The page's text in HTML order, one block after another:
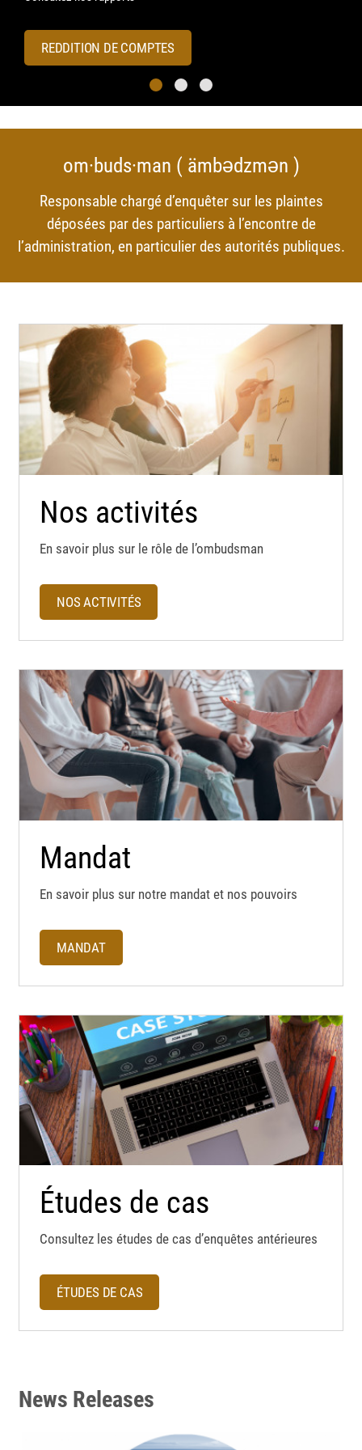
REDDITION DE COMPTES
om·buds·man ( ämbədzmən )
Responsable chargé d’enquêter sur les plaintes
déposées par des particuliers à l’encontre de
l’administration, en particulier des autorités publiques.
Nos activités
En savoir plus sur le rôle de l’ombudsman
NOS ACTIVITÉS
Mandat
En savoir plus sur notre mandat et nos pouvoirs
MANDAT
Études de cas
Consultez les études de cas d’enquêtes antérieures
ÉTUDES DE CAS
News Releases